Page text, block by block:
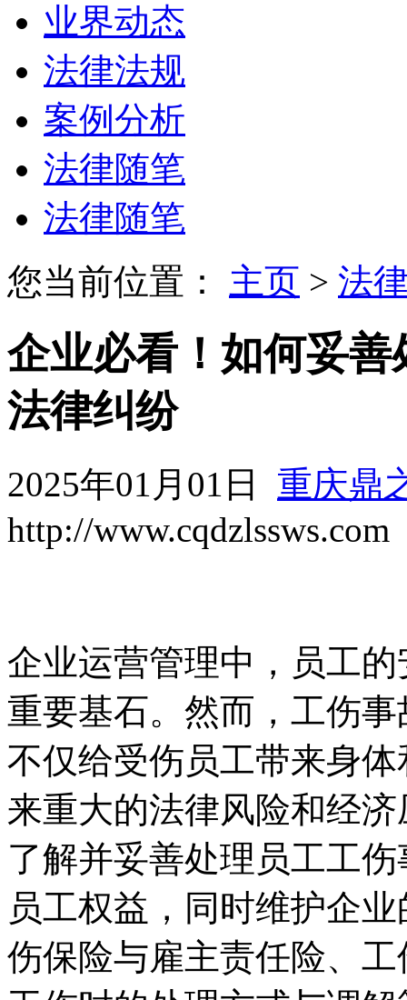
业界动态
法律法规
案例分析
法律随笔
法律随笔
您当前位置： 主页 > 法
企业必看！如何妥
法律纠纷
2025年01月01日 重庆鼎
http://www.cqdzlssws.com
企业运营管理中，员工
重要基石。然而，工伤
不仅给受伤员工带来身
来重大的法律风险和经
了解并妥善处理员工工
员工权益，同时维护企
伤保险与雇主责任险、